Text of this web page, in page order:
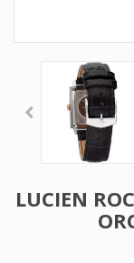
LUCIEN